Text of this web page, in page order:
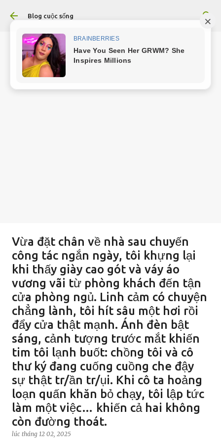
Chuyển đến nội dung chính
Blog cuộc sống
Vừa đặt chân về nhà sau chuyến
công tác ngắn ngày, tôi khựng lại
khi thấy giày cao gót và váy áo
vương vãi từ phòng khách đến tận
cửa phòng ngủ. Linh cảm có chuyện
chẳng lành, tôi hít sâu một hơi rồi
đẩy cửa thật mạnh. Ánh đèn bật
sáng, cảnh tượng trước mắt khiến
tim tôi lạnh buốt: chồng tôi và cô
thư ký đang cuống cuồng che đậy
sự thật tr/ần tr/ụi. Khi cô ta hoảng
loạn quấn khăn bỏ chạy, tôi lập tức
làm một việc… khiến cả hai không
còn đường thoát.
lúc tháng 12 02, 2025